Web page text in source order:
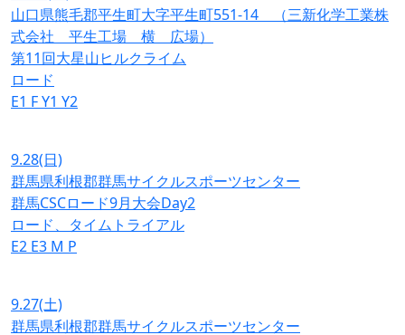
山口県熊毛郡平生町大字平生町551-14 （三新化学工業株
式会社 平生工場 横 広場）
第11回大星山ヒルクライム
ロード
E1 FY1 Y2
9.28(日)
群馬県利根郡群馬サイクルスポーツセンター
群馬CSCロード9月大会Day2
ロード、タイムトライアル
E2 E3 M P
9.27(土)
群馬県利根郡群馬サイクルスポーツセンター